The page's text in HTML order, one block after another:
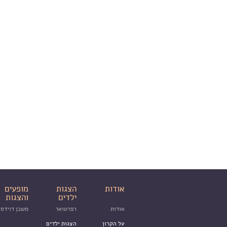
אודות הצגות
ילדים
מופעים
והצגות
אודות
על הקרון
רפרטואר
הצגות ילדים
משכן